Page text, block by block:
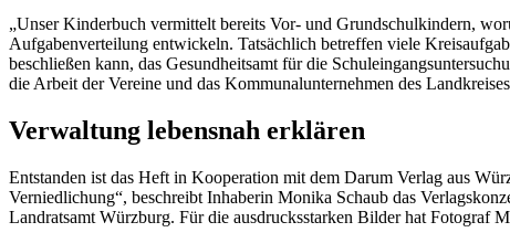
„Unser Kinderbuch vermittelt bereits Vor- und Grundschulkindern,
Aufgabenverteilung entwickeln. Tatsächlich betreffen viele
beschließen kann, das Gesundheitsamt für die
die Arbeit der Vereine und das Kommunalunternehmen des
Verwaltung lebensnah erklären
Entstanden ist das Heft in Kooperation mit dem Darum Verlag aus
Verniedlichung“, beschreibt Inhaberin Monika Schaub das
Landratsamt Würzburg. Für die ausdrucksstarken Bilder hat Fotograf